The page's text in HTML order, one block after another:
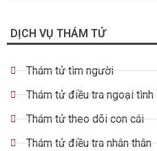
DỊCH VỤ THÁM TỬ
Thám tử tìm người
Thám tử điều tra ngoại tình
Thám tử theo dõi con cái
Thám tử điều tra nhân thân